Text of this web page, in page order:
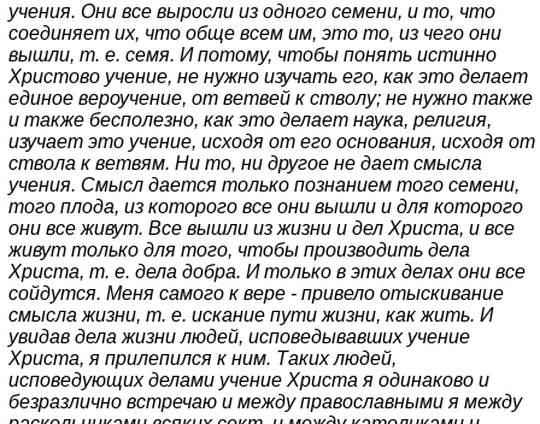
учения. Они все выросли из одного семени, и то, что
соединяет их, что обще всем им, это то, из чего они
вышли, т. е. семя. И потому, чтобы понять истинно
Христово учение, не нужно изучать его, как это делает
единое вероучение, от ветвей к стволу; не нужно также
и также бесполезно, как это делает наука, религия,
изучает это учение, исходя от его основания, исходя от
ствола к ветвям. Ни то, ни другое не дает смысла
учения. Смысл дается только познанием того семени,
того плода, из которого все они вышли и для которого
они все живут. Все вышли из жизни и дел Христа, и все
живут только для того, чтобы производить дела
Христа, т. е. дела добра. И только в этих делах они все
сойдутся. Меня самого к вере - привело отыскивание
смысла жизни, т. е. искание пути жизни, как жить. И
увидав дела жизни людей, исповедывавших учение
Христа, я прилепился к ним. Таких людей,
исповедующих делами учение Христа я одинаково и
безразлично встречаю и между православными я между